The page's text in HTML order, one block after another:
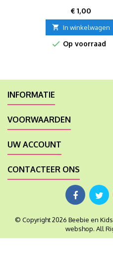
Prijs
€ 1,00
 In winkelwagen
 Op voorraad
INFORMATIE
VOORWAARDEN
UW ACCOUNT
CONTACTEER ONS
© Copyright 2026 Beebie en
webshop. All